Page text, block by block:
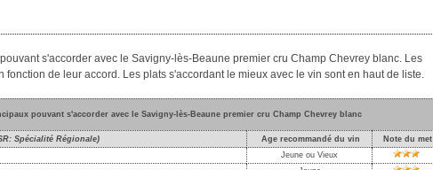
s'accorder avec le Savigny-lès-Beaune premier cru Champ Chevrey blanc. Les
fonction de leur accord. Les plats s'accordant le mieux avec le vin sont en haut de liste.
pouvant s'accorder avec le Savigny-lès-Beaune premier cru Champ Chevrey blanc
Spécialité Régionale) Age recommandé du vin
Note du met
Jeune ou Vieux